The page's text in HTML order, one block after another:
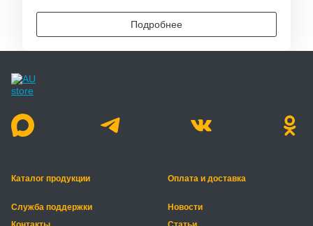
Подробнее
Каталог продукции Оплата и доставка
Служба поддержки
Новости